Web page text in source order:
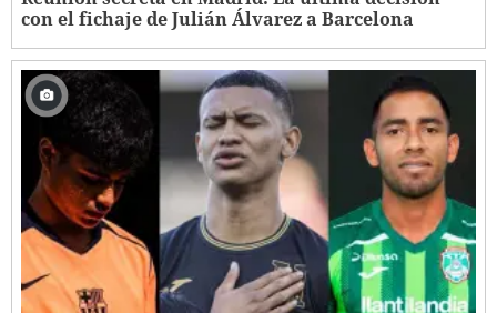
con el fichaje de Julián Álvarez a Barcelona